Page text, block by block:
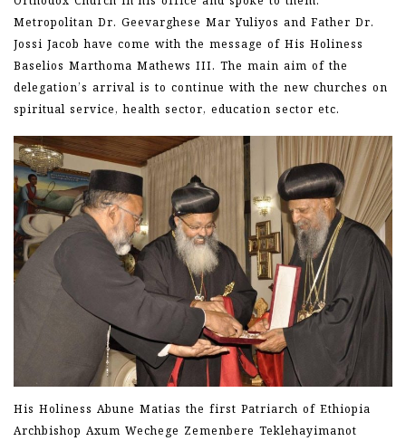
Metropolitan Dr. Geevarghese Mar Yuliyos and Father Dr.
Jossi Jacob have come with the message of His Holiness
Baselios Marthoma Mathews III. The main aim of the
delegation’s arrival is to continue with the new churches on
spiritual service, health sector, education sector etc.
His Holiness Abune Matias the first Patriarch of Ethiopia
Archbishop Axum Wechege Zemenbere Teklehayimanot